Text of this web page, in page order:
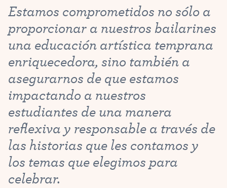
Estamos comprometidos no sólo a
proporcionar a nuestros bailarines
una educación artística temprana
enriquecedora, sino también a
asegurarnos de que estamos
impactando a nuestros
estudiantes de una manera
reflexiva y responsable a través de
las historias que les contamos y
los temas que elegimos para
celebrar.